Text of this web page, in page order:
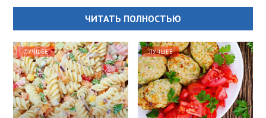
ЧИТАТЬ ПОЛНОСТЬЮ
ЛУЧШЕЕ ЛУЧШЕЕ